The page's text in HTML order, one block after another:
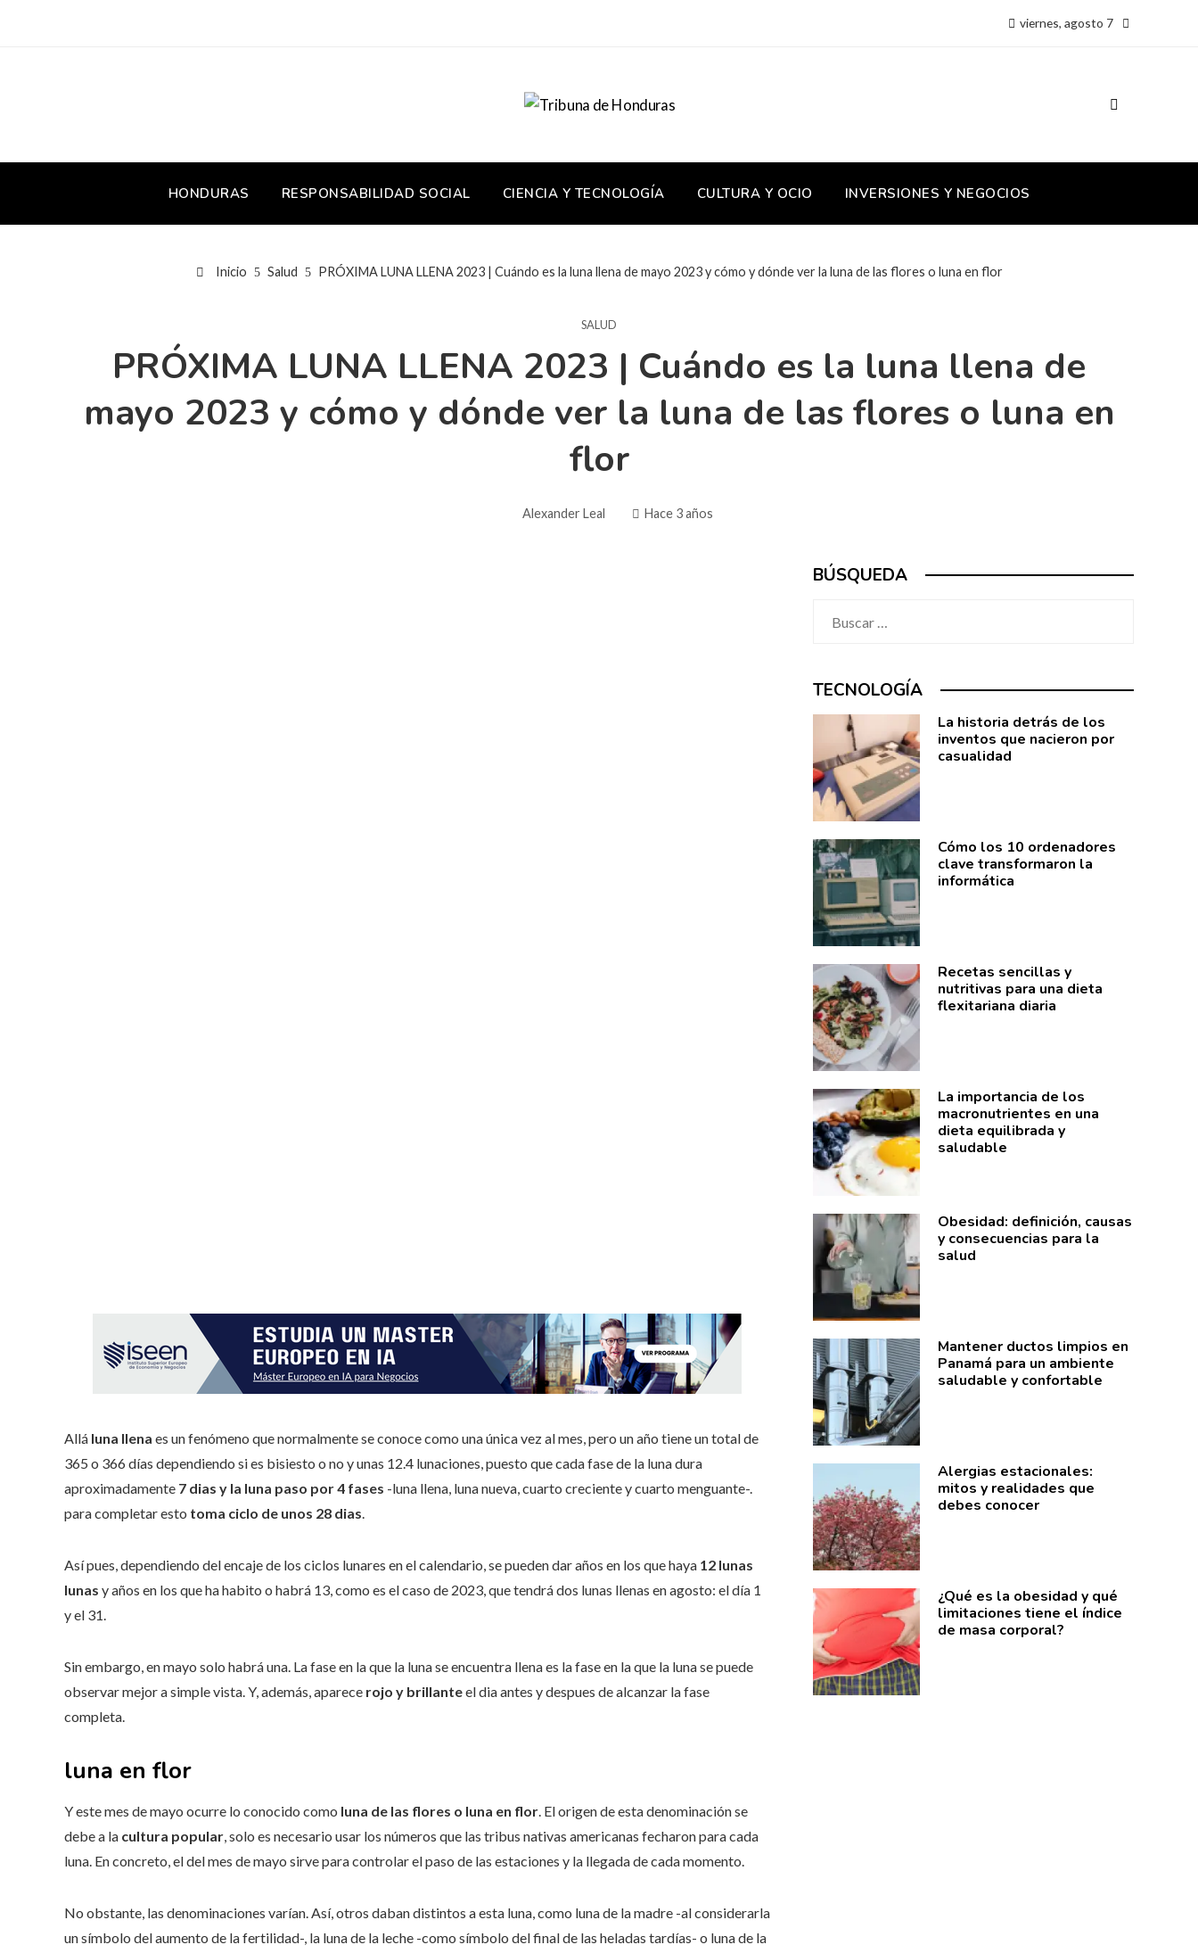
viernes, agosto 7
HONDURAS RESPONSABILIDAD SOCIAL CIENCIA Y TECNOLOGÍA CULTURA Y OCIO INVERSIONES Y NEGOCIOS
Inicio Salud PRÓXIMA LUNA LLENA 2023 | Cuándo es la luna llena de mayo 2023 y cómo y dónde ver la luna de las flores o luna en flor
SALUD
PRÓXIMA LUNA LLENA 2023 | Cuándo es la luna llena de
mayo 2023 y cómo y dónde ver la luna de las flores o luna en
flor
Alexander Leal Hace 3 años
Allá luna llena es un fenómeno que normalmente se conoce como una única vez al mes, pero un año tiene un total de
365 o 366 días dependiendo si es bisiesto o no y unas 12.4 lunaciones, puesto que cada fase de la luna dura
aproximadamente 7 dias y la luna paso por 4 fases -luna llena, luna nueva, cuarto creciente y cuarto menguante-.
para completar esto toma ciclo de unos 28 dias.
Así pues, dependiendo del encaje de los ciclos lunares en el calendario, se pueden dar años en los que haya 12 lunas
lunas y años en los que ha habito o habrá 13, como es el caso de 2023, que tendrá dos lunas llenas en agosto: el día 1
y el 31.
Sin embargo, en mayo solo habrá una. La fase en la que la luna se encuentra llena es la fase en la que la luna se puede
observar mejor a simple vista. Y, además, aparece rojo y brillanteel dia antes y despues de alcanzar la fase
completa.
luna en flor
Y este mes de mayo ocurre lo conocido como luna de las flores o luna en flor. El origen de esta denominación se
debe a la cultura popular, solo es necesario usar los números que las tribus nativas americanas fecharon para cada
luna. En concreto, el del mes de mayo sirve para controlar el paso de las estaciones y la llegada de cada momento.
No obstante, las denominaciones varían. Así, otros daban distintos a esta luna, como luna de la madre -al considerarla
un símbolo del aumento de la fertilidad-, la luna de la leche -como símbolo del final de las heladas tardías- o luna de la
BÚSQUEDA
TECNOLOGÍA
La historia detrás de los
inventos que nacieron por
casualidad
Cómo los 10 ordenadores
clave transformaron la
informática
Recetas sencillas y
nutritivas para una dieta
flexitariana diaria
La importancia de los
macronutrientes en una
dieta equilibrada y
saludable
Obesidad: definición, causas
y consecuencias para la
salud
Mantener ductos limpios en
Panamá para un ambiente
saludable y confortable
Alergias estacionales:
mitos y realidades que
debes conocer
¿Qué es la obesidad y qué
limitaciones tiene el índice
de masa corporal?